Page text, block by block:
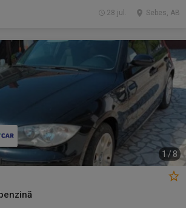
Sebes, AB
28 jul.
1 /8